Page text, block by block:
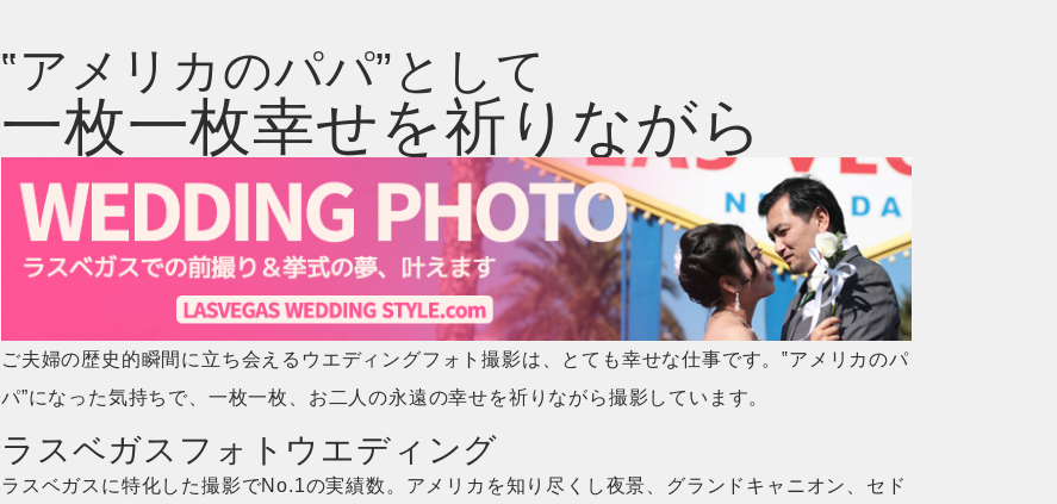
‟アメリカのパパ”として
一枚一枚幸せを祈りながら
ご夫婦の歴史的瞬間に立ち会えるウエディングフォト撮影は、とても幸せな仕事です。‟アメリカのパ
パ”になった気持ちで、一枚一枚、お二人の永遠の幸せを祈りながら撮影しています。
ラスベガスフォトウエディング
ラスベガスに特化した撮影でNo.1の実績数。アメリカを知り尽くし夜景、グランドキャニオン、セド